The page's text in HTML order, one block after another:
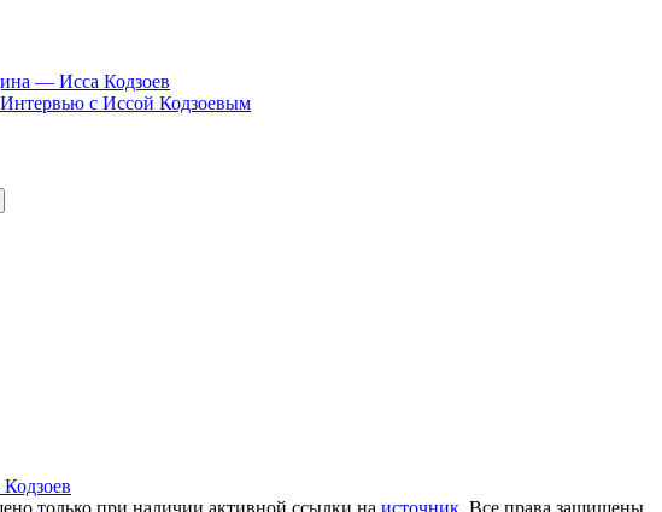
— Исса Кодзоев
c Иссой Кодзоевым
только при наличии активной ссылки на источник . Все права защищены.